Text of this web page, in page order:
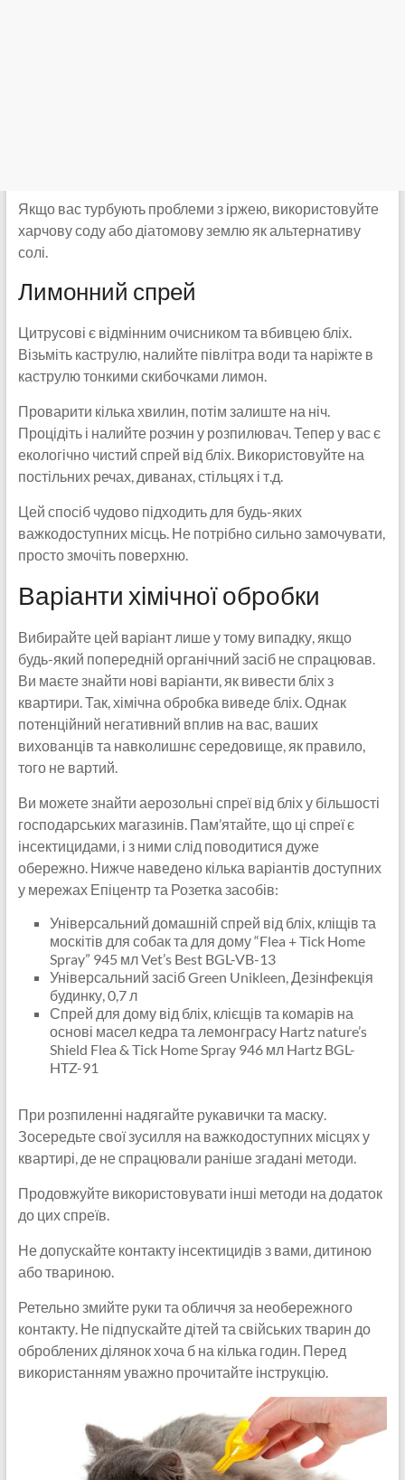
Якщо вас турбують проблеми з іржею, використовуйте
харчову соду або діатомову землю як альтернативу
солі.
Лимонний спрей
Цитрусові є відмінним очисником та вбивцею бліх.
Візьміть каструлю, налийте півлітра води та наріжте в
каструлю тонкими скибочками лимон.
Проварити кілька хвилин, потім залиште на ніч.
Процідіть і налийте розчин у розпилювач. Тепер у вас є
екологічно чистий спрей від бліх. Використовуйте на
постільних речах, диванах, стільцях і т.д.
Цей спосіб чудово підходить для будь-яких
важкодоступних місць. Не потрібно сильно замочувати,
просто змочіть поверхню.
Варіанти хімічної обробки
Вибирайте цей варіант лише у тому випадку, якщо
будь-який попередній органічний засіб не спрацював.
Ви маєте знайти нові варіанти, як вивести бліх з
квартири. Так, хімічна обробка виведе бліх. Однак
потенційний негативний вплив на вас, ваших
вихованців та навколишнє середовище, як правило,
того не вартий.
Ви можете знайти аерозольні спреї від бліх у більшості
господарських магазинів. Пам’ятайте, що ці спреї є
інсектицидами, і з ними слід поводитися дуже
обережно. Нижче наведено кілька варіантів доступних
у мережах Епіцентр та Розетка засобів:
Універсальний домашній спрей від бліх, кліщів та
москітів для собак та для дому “Flea + Tick Home
Spray” 945 мл Vet’s Best BGL-VB-13
Універсальний засіб Green Unikleen, Дезінфекція
будинку, 0,7 л
Спрей для дому від бліх, клієщів та комарів на
основі масел кедра та лемонграсу Hartz nature’s
Shield Flea & Tick Home Spray 946 мл Hartz BGL-
HTZ-91
При розпиленні надягайте рукавички та маску.
Зосередьте свої зусилля на важкодоступних місцях у
квартирі, де не спрацювали раніше згадані методи.
Продовжуйте використовувати інші методи на додаток
до цих спреїв.
Не допускайте контакту інсектицидів з вами, дитиною
або твариною.
Ретельно змийте руки та обличчя за необережного
контакту. Не підпускайте дітей та свійських тварин до
оброблених ділянок хоча б на кілька годин. Перед
використанням уважно прочитайте інструкцію.